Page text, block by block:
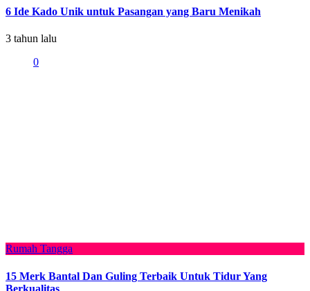
6 Ide Kado Unik untuk Pasangan yang Baru Menikah
3 tahun lalu
0
Rumah Tangga
15 Merk Bantal Dan Guling Terbaik Untuk Tidur Yang
Berkualitas